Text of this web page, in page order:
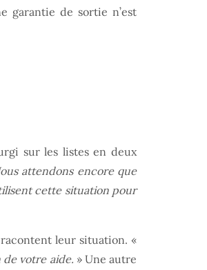
garantie de sortie n’est
sur les listes en deux
attendons encore que
cette situation pour
leur situation. «
de votre aide. » Une autre